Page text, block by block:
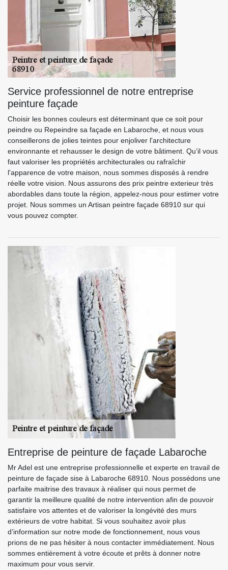
Service professionnel de notre entreprise
peinture façade
Choisir les bonnes couleurs est déterminant que ce soit pour
peindre ou Repeindre sa façade en Labaroche, et nous vous
conseillerons de jolies teintes pour enjoliver l'architecture
environnante et rehausser le design de votre bâtiment. Qu’il vous
faut valoriser les propriétés architecturales ou rafraîchir
l'apparence de votre maison, nous sommes disposés à rendre
réelle votre vision. Nous assurons des prix peintre exterieur très
abordables dans toute la région, appelez-nous pour estimer votre
projet. Nous sommes un Artisan peintre façade 68910 sur qui
vous pouvez compter.
Entreprise de peinture de façade Labaroche
Mr Adel est une entreprise professionnelle et experte en travail de
peinture de façade sise à Labaroche 68910. Nous possédons une
parfaite maitrise des travaux à réaliser qui nous permet de
garantir la meilleure qualité de notre intervention afin de pouvoir
satisfaire vos attentes et de valoriser la longévité des murs
extérieurs de votre habitat. Si vous souhaitez avoir plus
d’information sur notre mode de fonctionnement, nous vous
prions de ne pas hésiter à nous contacter immédiatement. Nous
sommes entièrement à votre écoute et prêts à donner notre
maximum pour vous servir.